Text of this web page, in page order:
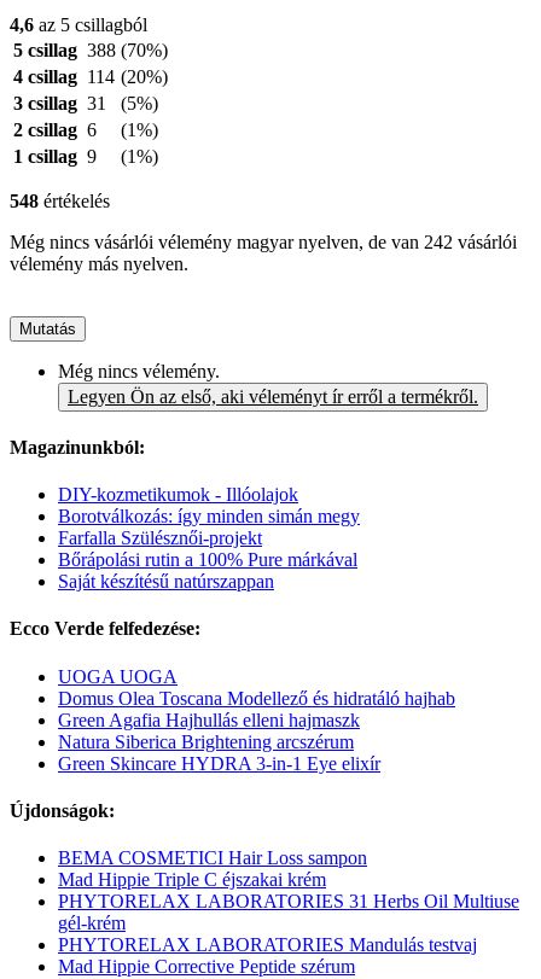
4,6 az 5 csillagból
5 csillag 388 (70%)
4 csillag 114 (20%)
3 csillag 31
(5%)
2 csillag 6
(1%)
1 csillag 9 (1%)
548 értékelés
Még nincs vásárlói vélemény magyar nyelven, de van 242 vásárlói
vélemény más nyelven.
Mutatás
Még nincs vélemény.
Legyen Ön az első, aki véleményt ír erről a termékről.
Magazinunkból:
DIY-kozmetikumok - Illóolajok
Borotválkozás: így minden simán megy
Farfalla Szülésznői-projekt
Bőrápolási rutin a 100% Pure márkával
Saját készítésű natúrszappan
Ecco Verde felfedezése:
UOGA UOGA
Domus Olea Toscana Modellező és hidratáló hajhab
Green Agafia Hajhullás elleni hajmaszk
Natura Siberica Brightening arcszérum
Green Skincare HYDRA 3-in-1 Eye elixír
Újdonságok:
BEMA COSMETICI Hair Loss sampon
Mad Hippie Triple C éjszakai krém
PHYTORELAX LABORATORIES 31 Herbs Oil Multiuse
gél-krém
PHYTORELAX LABORATORIES Mandulás testvaj
Mad Hippie Corrective Peptide szérum